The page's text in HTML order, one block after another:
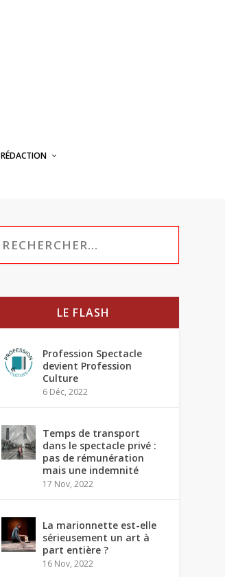
RÉDACTION
LE FLASH
Profession Spectacle
devient Profession
Culture
6 Déc, 2022
Temps de transport
dans le spectacle privé :
pas de rémunération
mais une indemnité
17 Nov, 2022
La marionnette est-elle
sérieusement un art à
part entière ?
16 Nov, 2022